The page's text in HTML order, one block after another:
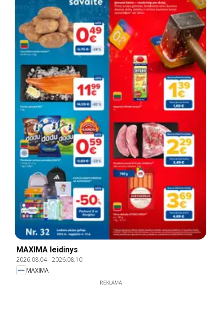
MAXIMA leidinys
2026.08.04-2026.08.10
MAXIMA
REKLAMA